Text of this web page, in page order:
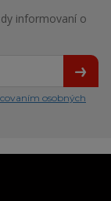
informovaní o
osobných